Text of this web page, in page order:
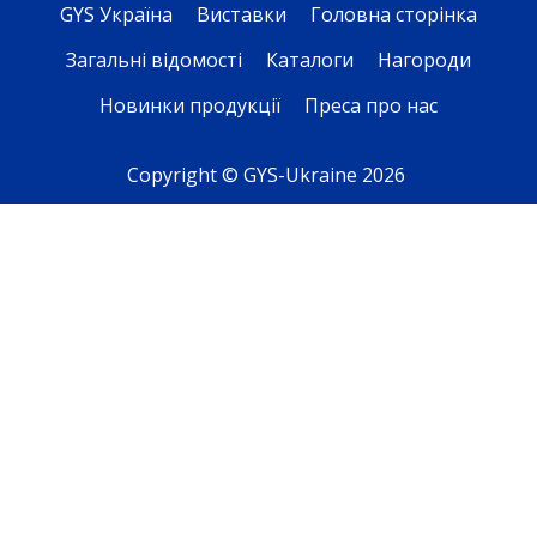
GYS Україна Виставки
Головна сторінка
Загальні відомості
Каталоги
Нагороди
Новинки продукції
Преса про нас
Copyright © GYS-Ukraine 2026